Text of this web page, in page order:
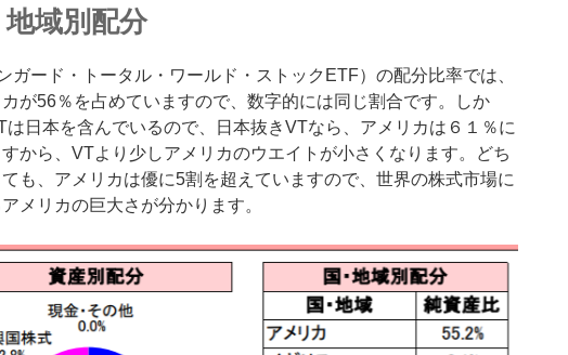
地域別配分
ガード・トータル・ワールド・ストックETF）の配分比率では、
が56％を占めていますので、数字的には同じ割合です。しか
は日本を含んでいるので、日本抜きVTなら、アメリカは６１％に
から、VTより少しアメリカのウエイトが小さくなります。どち
ても、アメリカは優に5割を超えていますので、世界の株式市場に
メリカの巨大さが分かります。